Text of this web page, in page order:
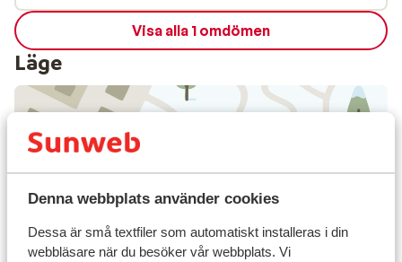
Denna webbplats använder cookies
Dessa är små textfiler som automatiskt installeras i din
webbläsare när du besöker vår webbplats. Vi
Visa alla 1 omdömen
Läge